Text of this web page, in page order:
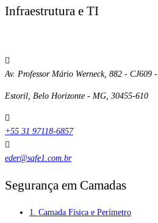
Infraestrutura e TI
Av. Professor Mário Werneck, 882 - CJ609 -
Estoril, Belo Horizonte - MG, 30455-610
+55 31 97118-6857
eder@safe1.com.br
Segurança em Camadas
1. Camada Física e Perímetro